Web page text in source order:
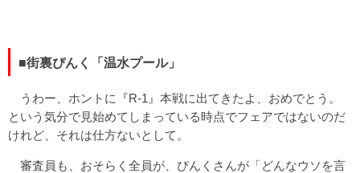
■街裏ぴんく「温水プール」
うわー、ホントに『R-1』本戦に出てきたよ、おめでとう。
という気分で見始めてしまっている時点でフェアではないのだ
けれど、それは仕方ないとして。
審査員も、おそらく全員が、ぴんくさんが「どんなウソを言